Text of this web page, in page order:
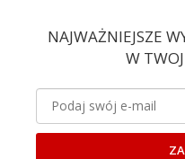
NAJWAŻNIEJSZE
W